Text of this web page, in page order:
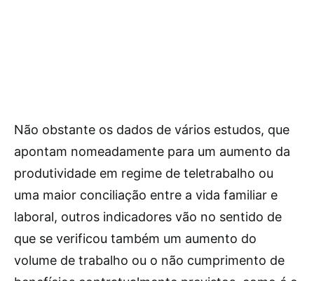
Não obstante os dados de vários estudos, que
apontam nomeadamente para um aumento da
produtividade em regime de teletrabalho ou
uma maior conciliação entre a vida familiar e
laboral, outros indicadores vão no sentido de
que se verificou também um aumento do
volume de trabalho ou o não cumprimento de